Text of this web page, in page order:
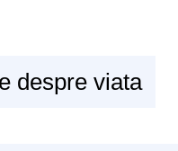
despre viata